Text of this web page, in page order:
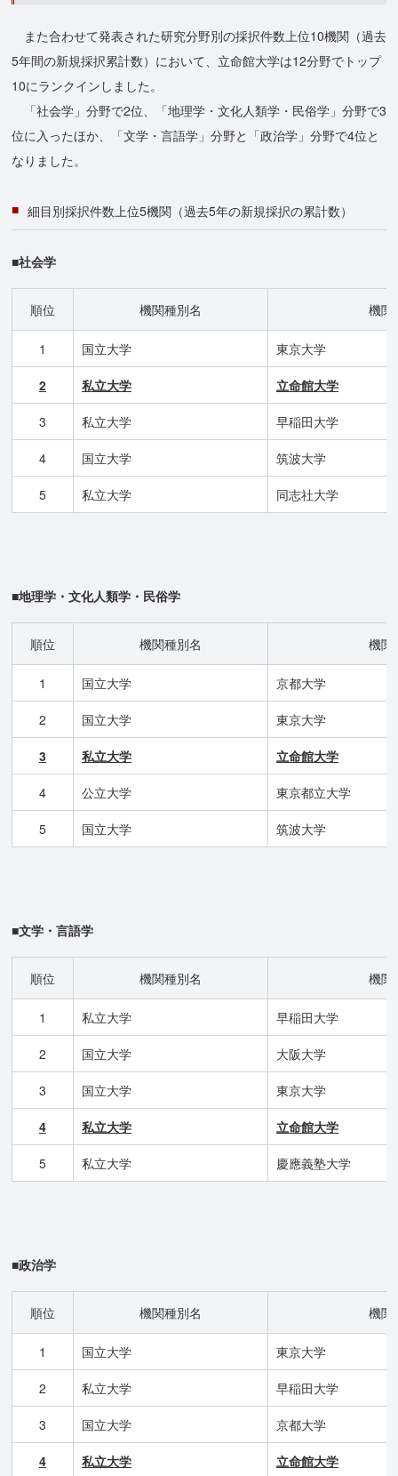
また合わせて発表された研究分野別の採択件数上位10機関（過去
5年間の新規採択累計数）において、立命館大学は12分野でトップ
10にランクインしました。
「社会学」分野で2位、「地理学・文化人類学・民俗学」分野で3
位に入ったほか、「文学・言語学」分野と「政治学」分野で4位と
なりました。
細目別採択件数上位5機関（過去5年の新規採択の累計数）
■社会学
順位 機関種別名 機関
1 国立大学 東京大学
2 私立大学 立命館大学
3 私立大学 早稲田大学
4 国立大学 筑波大学
5 私立大学 同志社大学
■地理学・文化人類学・民俗学
順位 機関種別名 機関
1 国立大学 京都大学
2 国立大学 東京大学
3 私立大学 立命館大学
4 公立大学 東京都立大学
5 国立大学 筑波大学
■文学・言語学
順位 機関種別名 機関
1 私立大学 早稲田大学
2 国立大学 大阪大学
3 国立大学 東京大学
4 私立大学 立命館大学
5 私立大学 慶應義塾大学
■政治学
順位 機関種別名 機関
1 国立大学 東京大学
2 私立大学 早稲田大学
3 国立大学 京都大学
4 私立大学 立命館大学